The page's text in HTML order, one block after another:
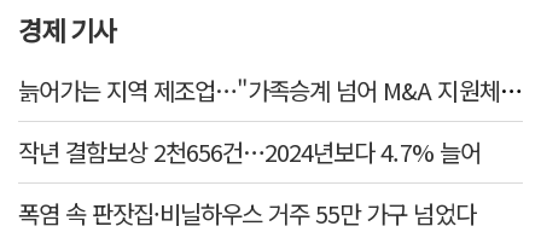
경제 기사
늙어가는 지역 제조업…"가족승계 넘어 M&A 지원체계 마련해야"
작년 결함보상 2천656건…2024년보다 4.7% 늘어
폭염 속 판잣집·비닐하우스 거주 55만 가구 넘었다